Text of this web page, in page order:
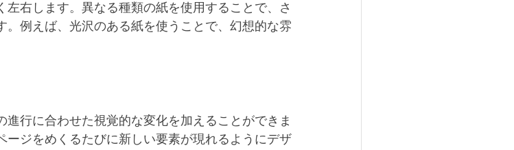
右します。異なる種類の紙を使用することで、さ
。例えば、光沢のある紙を使うことで、幻想的な雰
行に合わせた視覚的な変化を加えることができま
ジをめくるたびに新しい要素が現れるようにデザ